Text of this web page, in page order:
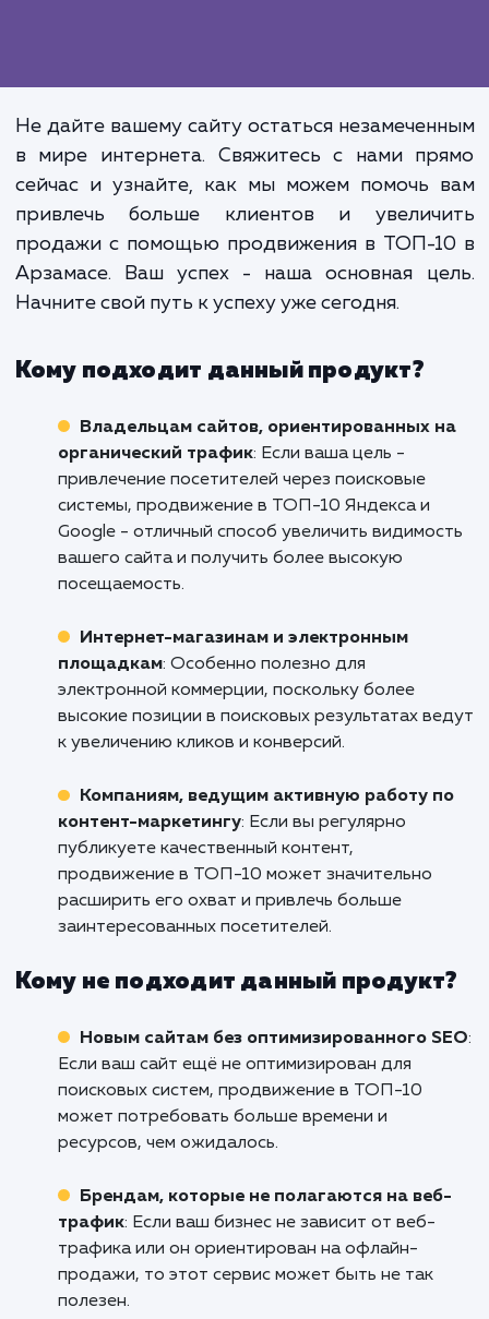
усилий. Но важно понимать, что
просто вложение ресурсов.
инвестиция в будущее вашего
которая принесет вам
долгосрочные выгоды,
брендового признания и
вашего присутствия в интернете.
Не дайте вашему сайту остаться
сейчас и узнайте, как мы можем помочь
привлечь больше клиентов и
продажи с помощью продвижения в ТОП-
Арзамасе. Ваш успех - наша основная
Кому подходит данный продукт?
Владельцам сайтов, ориентированных
органический трафик : Если ваша цель -
привлечение посетителей через поисковые
системы, продвижение в ТОП-10 Яндекса и
Google - отличный способ увеличить
вашего сайта и получить более высокую
посещаемость.
Интернет-магазинам и электронным
электронной коммерции, поскольку более
высокие позиции в поисковых результатах
к увеличению кликов и конверсий.